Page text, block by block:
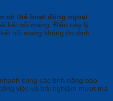
có thể hoạt động ngoại
kết nối mạng. Điều này lý
nối mạng không ổn định.
cùng các tính năng bảo
việc và trải nghiệm mượt mà